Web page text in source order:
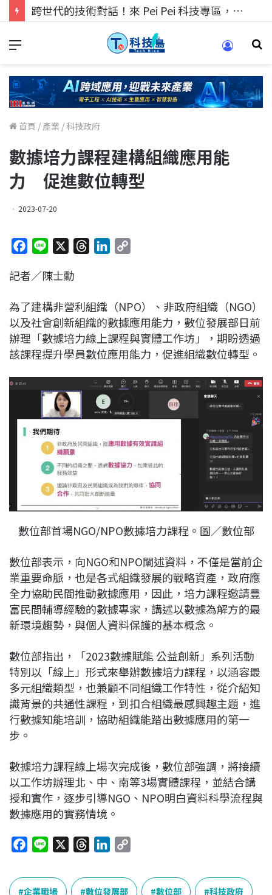
跨世代的技術對話！來 Pei Pei 科技專區，用專業洞察引領學弟妹成長
首頁 / 產業 /科技政府
數據培力課程建構組織應用能
力 促進數位轉型
2023-07-20
c
b
o
o
k
n
a
d
s
e
d
I
n
L
i
n
k
記者／陳士勳
為了建構非營利組織（NPO）、非政府組織（NGO）
以及社會創新組織的數據應用能力，數位發展部日前
辦理「數據培力線上課程與實體工作坊」，期盼透過
該課程提升學員數位應用能力，促進組織數位轉型。
數位部首場NGO/NPO數據培力課程。圖／數位部
數位部表示，向NGO和NPO闡述資料，不僅是當前企
業重要命脈，也是各式組織發展的戰略資產，政府應
全力協助民間推動數據應用，因此，培力課程邀請豐
富民間輔導經驗的數據專家，講述以數據為解方的最
新環境趨勢，與個人資料保護的基本概念。
數位部指出，「2023數據賦能 公益創新」系列活動
特別以「線上」形式來舉辦數據培力課程，以涵容最
多元組織類型，也兼顧不同組織工作特性，從介紹知
識背景的共通性課程，到扣合組織最感興趣主題，進
行數據知能培訓，協助組織能踏出數據應用的第一
步。
數據培力課程線上場次完成後，數位部強調，將接續
以工作坊辦理北、中、南等3場實體課程，並結合講
授和實作，逐步引導NGO、NPO明白資料科學流程與
數據應用的實務情境。
c
e
n
e
r
e
n
k
p
企業職場 數位發展部 數位部 科技政府